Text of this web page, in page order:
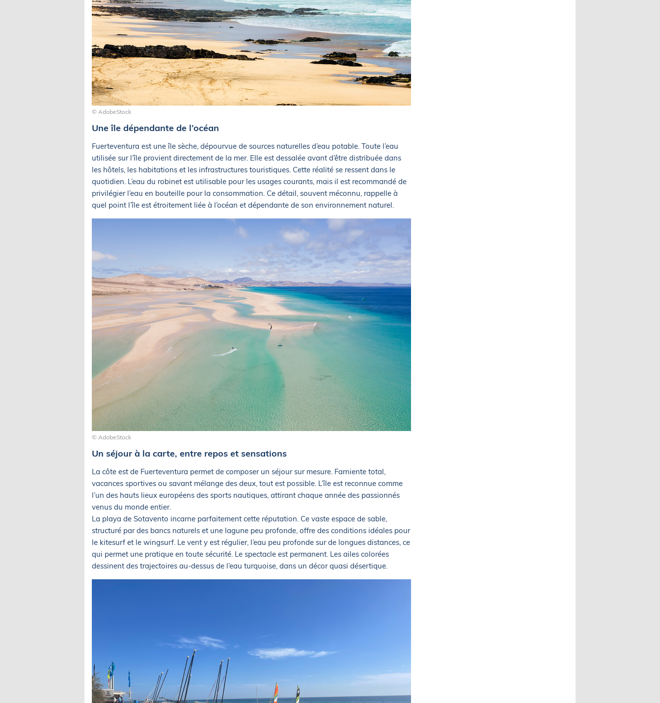
© AdobeStock
Une île dépendante de l’océan
Fuerteventura est une île sèche, dépourvue de sources naturelles d’eau potable. Toute l’eau
utilisée sur l’île provient directement de la mer. Elle est dessalée avant d’être distribuée dans
les hôtels, les habitations et les infrastructures touristiques. Cette réalité se ressent dans le
quotidien. L’eau du robinet est utilisable pour les usages courants, mais il est recommandé de
privilégier l’eau en bouteille pour la consommation. Ce détail, souvent méconnu, rappelle à
quel point l’île est étroitement liée à l’océan et dépendante de son environnement naturel.
© AdobeStock
Un séjour à la carte, entre repos et sensations
La côte est de Fuerteventura permet de composer un séjour sur mesure. Farniente total,
vacances sportives ou savant mélange des deux, tout est possible. L’île est reconnue comme
l’un des hauts lieux européens des sports nautiques, attirant chaque année des passionnés
venus du monde entier.
La playa de Sotavento incarne parfaitement cette réputation. Ce vaste espace de sable,
structuré par des bancs naturels et une lagune peu profonde, offre des conditions idéales pour
le kitesurf et le wingsurf. Le vent y est régulier, l’eau peu profonde sur de longues distances, ce
qui permet une pratique en toute sécurité. Le spectacle est permanent. Les ailes colorées
dessinent des trajectoires au-dessus de l’eau turquoise, dans un décor quasi désertique.